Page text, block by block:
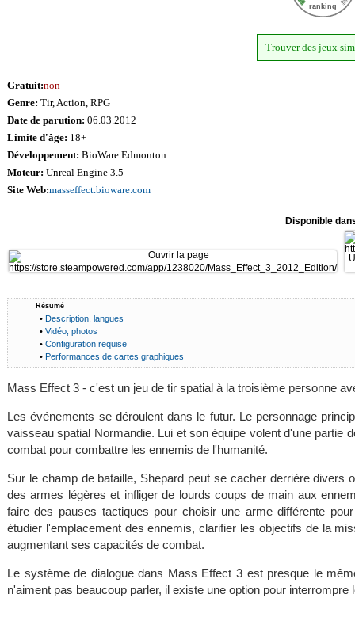
ranking
Trouver des jeux
Gratuit:non
Genre: Tir, Action, RPG
Date de parution: 06.03.2012
Limite d'âge: 18+
Développement: BioWare Edmonton
Moteur: Unreal Engine 3.5
Site Web:masseffect.bioware.com
Disponible
Résumé
• Description, langues
• Vidéo, photos
• Configuration requise
• Performances de cartes graphiques
Mass Effect 3 - c'est un jeu de tir spatial à la troisième personne
Les événements se déroulent dans le futur. Le personnage
vaisseau spatial Normandie. Lui et son équipe volent d'une partie
combat pour combattre les ennemis de l'humanité.
Sur le champ de bataille, Shepard peut se cacher derrière divers
des armes légères et infliger de lourds coups de main aux
faire des pauses tactiques pour choisir une arme différente
étudier l'emplacement des ennemis, clarifier les objectifs de la
augmentant ses capacités de combat.
Le système de dialogue dans Mass Effect 3 est presque le
n'aiment pas beaucoup parler, il existe une option pour interrompre